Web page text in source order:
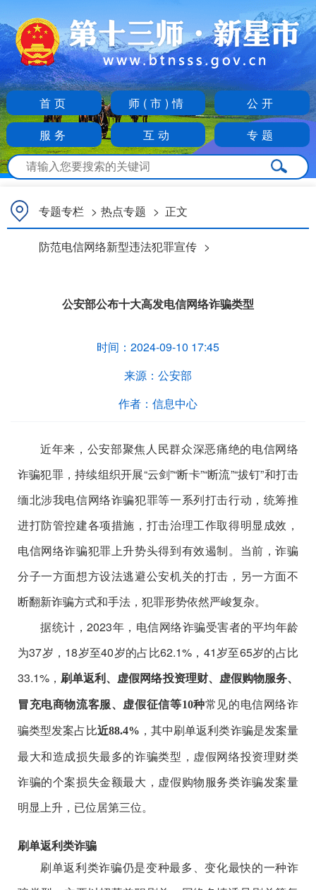
首页 师(市)情
公开
服务
互动 专题
专题专栏 > 热点专题 >
防范电信网络新型违法犯罪宣传 >
正文
公安部公布十大高发电信网络诈骗类型
时间： 2024-09-10 17:45
来源： 公安部
作者： 信息中心
近年来，公安部聚焦人民群众深恶痛绝的电信网络
诈骗犯罪，持续组织开展“云剑”“断卡”“断流”“拔钉”和打击
缅北涉我电信网络诈骗犯罪等一系列打击行动，统筹推
进打防管控建各项措施，打击治理工作取得明显成效，
电信网络诈骗犯罪上升势头得到有效遏制。当前，诈骗
分子一方面想方设法逃避公安机关的打击，另一方面不
断翻新诈骗方式和手法，犯罪形势依然严峻复杂。
据统计，2023年，电信网络诈骗受害者的平均年龄
为37岁，18岁至40岁的占比62.1%，41岁至65岁的占比
33.1%，刷单返利、虚假网络投资理财、虚假购物服务、
冒充电商物流客服、虚假征信等10种常见的电信网络诈
骗类型发案占比近88.4% ，其中刷单返利类诈骗是发案量
最大和造成损失最多的诈骗类型，虚假网络投资理财类
诈骗的个案损失金额最大，虚假购物服务类诈骗发案量
明显上升，已位居第三位。
刷单返利类诈骗
刷单返利类诈骗仍是变种最多、变化最快的一种诈